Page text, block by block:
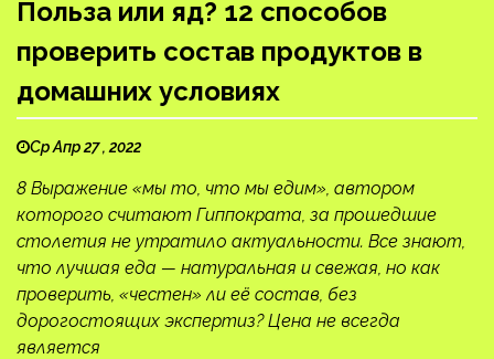
Польза или яд? 12 способов
проверить состав продуктов в
домашних условиях
Ср Апр 27 , 2022
8 Выражение «мы то, что мы едим», автором
которого считают Гиппократа, за прошедшие
столетия не утратило актуальности. Все знают,
что лучшая еда — натуральная и свежая, но как
проверить, «честен» ли её состав, без
дорогостоящих экспертиз? Цена не всегда
является